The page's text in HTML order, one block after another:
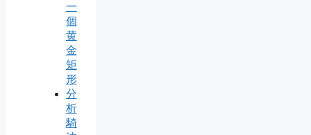
一
個
黄
金
矩
形
分
析
騎